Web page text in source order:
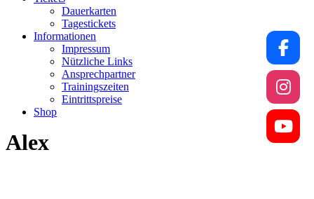
Dauerkarten
Tagestickets
Informationen
Impressum
Nützliche Links
Ansprechpartner
Trainingszeiten
Eintrittspreise
Shop
Alex